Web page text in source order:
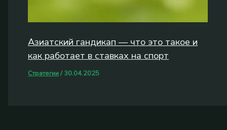
Азиатский гандикап — что это такое и
как работает в ставках на спорт
Стратегии/ 30.04.2025